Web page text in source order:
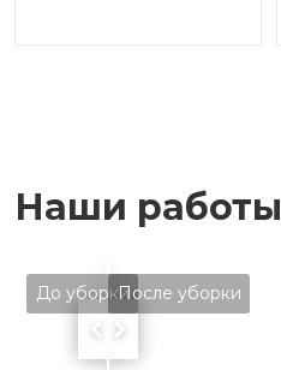
Наши работы
До уборкиПосле уборки